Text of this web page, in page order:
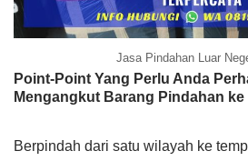
Jasa Pindahan Luar
Point-Point Yang Perlu Anda
Mengangkut Barang Pindahan
Berpindah dari satu wilayah ke